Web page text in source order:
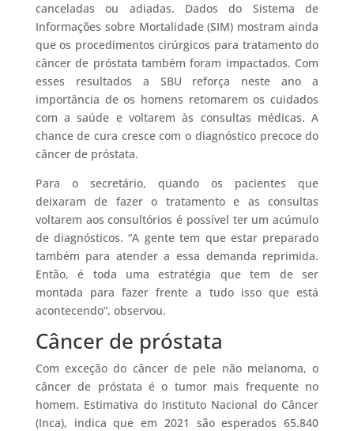
canceladas ou adiadas. Dados do Sistema de
Informações sobre Mortalidade (SIM) mostram ainda
que os procedimentos cirúrgicos para tratamento do
câncer de próstata também foram impactados. Com
esses resultados a SBU reforça neste ano a
importância de os homens retomarem os cuidados
com a saúde e voltarem às consultas médicas. A
chance de cura cresce com o diagnóstico precoce do
câncer de próstata.
Para o secretário, quando os pacientes que
deixaram de fazer o tratamento e as consultas
voltarem aos consultórios é possível ter um acúmulo
de diagnósticos. “A gente tem que estar preparado
também para atender a essa demanda reprimida.
Então, é toda uma estratégia que tem de ser
montada para fazer frente a tudo isso que está
acontecendo”, observou.
Câncer de próstata
Com exceção do câncer de pele não melanoma, o
câncer de próstata é o tumor mais frequente no
homem. Estimativa do Instituto Nacional do Câncer
(Inca), indica que em 2021 são esperados 65.840